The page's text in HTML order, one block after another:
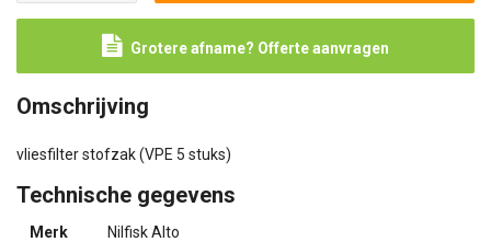
Grotere afname? Offerte aanvragen
Omschrijving
vliesfilter stofzak (VPE 5 stuks)
Technische gegevens
Merk Nilfisk Alto